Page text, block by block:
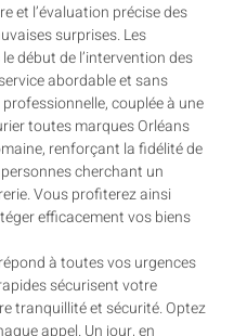
et l’évaluation précise des
surprises. Les
début de l’intervention des
abordable et sans
couplée à une
toutes marques Orléans
renforçant la fidélité de
cherchant un
Vous profiterez ainsi
efficacement vos biens
à toutes vos urgences
sécurisent votre
tranquillité et sécurité. Optez